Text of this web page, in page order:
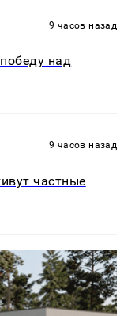
9 часов назад
над
9 часов назад
частные